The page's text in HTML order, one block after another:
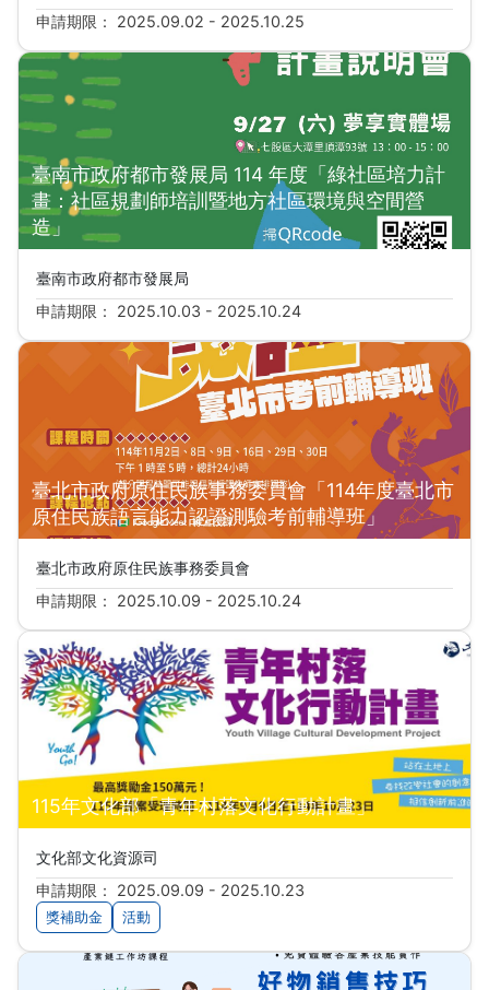
申請期限： 2025.09.02 - 2025.10.25
臺南市政府都市發展局 114 年度「綠社區培力計
畫：社區規劃師培訓暨地方社區環境與空間營
造」
臺南市政府都市發展局
申請期限： 2025.10.03 - 2025.10.24
臺北市政府原住民族事務委員會「114年度臺北市
原住民族語言能力認證測驗考前輔導班」
臺北市政府原住民族事務委員會
申請期限： 2025.10.09 - 2025.10.24
115年文化部「青年村落文化行動計畫」
文化部文化資源司
申請期限： 2025.09.09 - 2025.10.23
獎補助金 活動